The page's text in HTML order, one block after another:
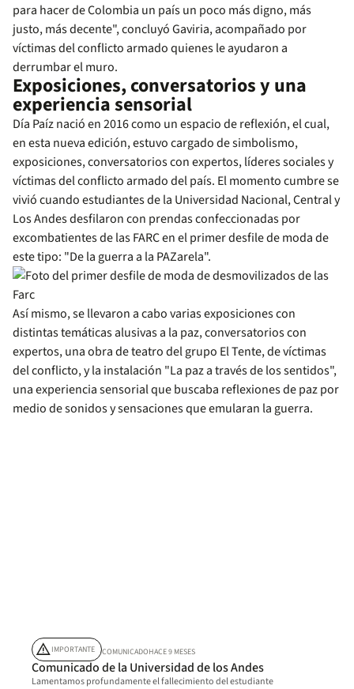
para hacer de Colombia un país un poco más digno, más
justo, más decente", concluyó Gaviria, acompañado por
víctimas del conflicto armado quienes le ayudaron a
derrumbar el muro.
Exposiciones, conversatorios y una
experiencia sensorial
Día Paíz nació en 2016 como un espacio de reflexión, el cual,
en esta nueva edición, estuvo cargado de simbolismo,
exposiciones, conversatorios con expertos, líderes sociales y
víctimas del conflicto armado del país. El momento cumbre se
vivió cuando estudiantes de la Universidad Nacional, Central y
Los Andes desfilaron con prendas confeccionadas por
excombatientes de las FARC en el primer desfile de moda de
este tipo: "De la guerra a la PAZarela".
Así mismo, se llevaron a cabo varias exposiciones con
distintas temáticas alusivas a la paz, conversatorios con
expertos, una obra de teatro del grupo El Tente, de víctimas
del conflicto, y la instalación "La paz a través de los sentidos",
una experiencia sensorial que buscaba reflexiones de paz por
medio de sonidos y sensaciones que emularan la guerra.
warningIMPORTANTE COMUNICADOHACE 9 MESES
Comunicado de la Universidad de los Andes
Lamentamos profundamente el fallecimiento del estudiante